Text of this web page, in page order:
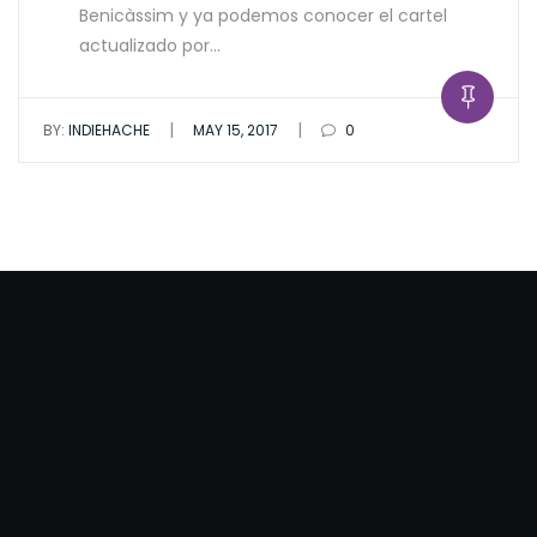
Benicàssim y ya podemos conocer el cartel
actualizado por…
BY: INDIEHACHE | MAY 15, 2017 | 0